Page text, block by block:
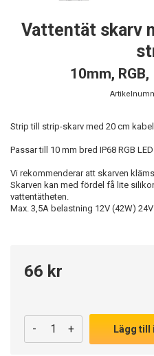
Vattentät skarv
10mm,
Strip till strip-skarv med 20 cm kabel
Passar till 10 mm bred IP68 RGB LED
Vi rekommenderar att skarven
Skarven kan med fördel få lite
vattentätheten.
Max. 3,5A belastning 12V (42W) 24V
66 kr
- + Lägg till